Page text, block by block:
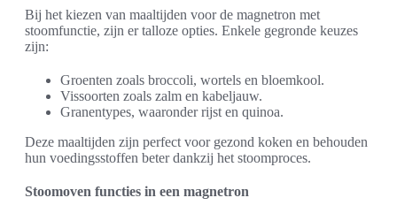
Bij het kiezen van maaltijden voor de magnetron met
stoomfunctie, zijn er talloze opties. Enkele gegronde keuzes
zijn:
Groenten zoals broccoli, wortels en bloemkool.
Vissoorten zoals zalm en kabeljauw.
Granentypes, waaronder rijst en quinoa.
Deze maaltijden zijn perfect voor gezond koken en behouden
hun voedingsstoffen beter dankzij het stoomproces.
Stoomoven functies in een magnetron